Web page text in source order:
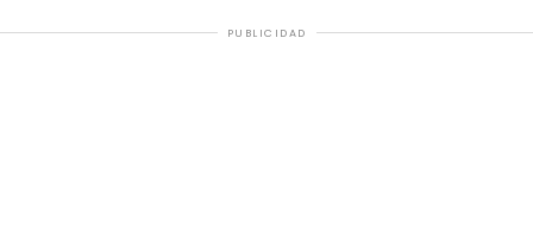
PUBLICIDAD